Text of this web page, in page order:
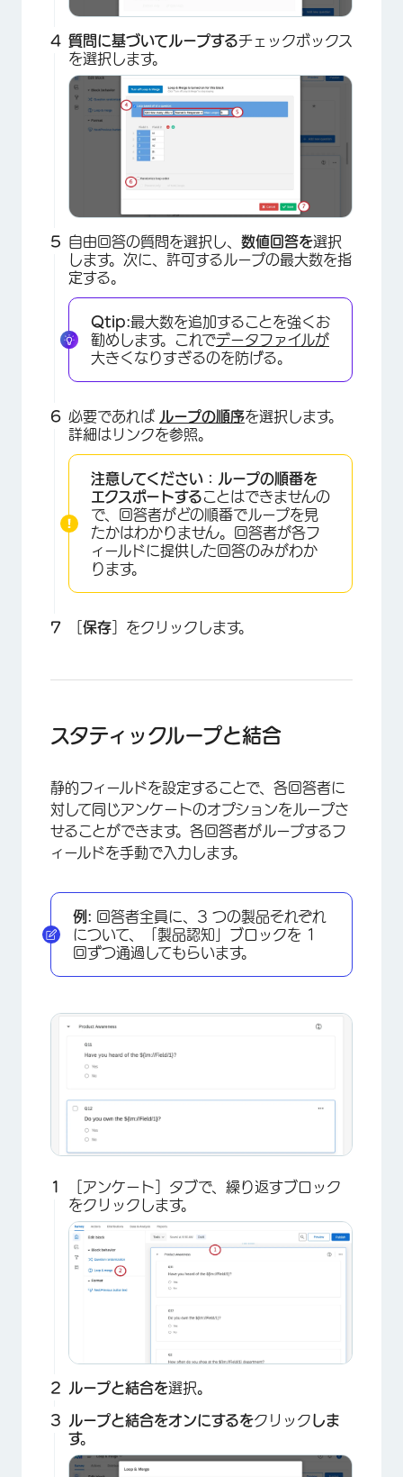
×
×
×
質問に基づいてループするチェックボックス
を選択します。
×
自由回答の質問を選択し、 数値回答を選択
します。次に、許可するループの最大数を指
定する。
Qtip:最大数を追加することを強くお
勧めします。これでデータファイルが
大きくなりすぎるのを防げる。
必要であれば ループの順序を選択します。
詳細はリンクを参照。
注意してください：
ループの順番を
エクスポートすることはできませんの
で、回答者がどの順番でループを見
たかはわかりません。回答者が各フ
ィールドに提供した回答のみがわか
ります。
保存 ］をクリックします。
スタティックループと結合
静的フィールドを設定することで、各回答者に
対して同じアンケートのオプションをループさ
せることができます。各回答者がループするフ
ィールドを手動で入力します。
例: 回答者全員に、3 つの製品それぞれ
について、「製品認知」ブロックを 1
回ずつ通過してもらいます。
［アンケート］タブで、繰り返すブロック
をクリックします。
ループと結合を選択。
ループと結合をオンにするをクリックしま
す。